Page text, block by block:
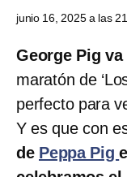
junio 16, 2025 a las
George Pig
maratón de
perfecto para
Y es que con
de Peppa Pig